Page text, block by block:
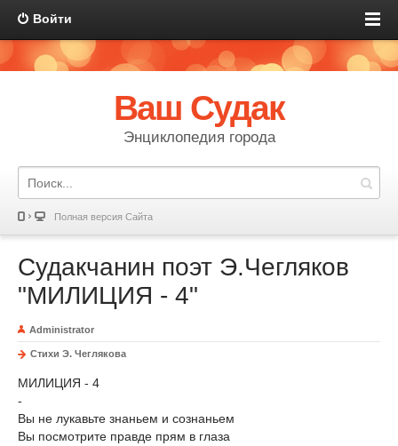
Войти
Ваш Судак
Энциклопедия города
Полная версия Сайта
Судакчанин поэт Э.Чегляков
"МИЛИЦИЯ - 4"
Administrator
Стихи Э. Чеглякова
МИЛИЦИЯ - 4
-
Вы не лукавьте знаньем и сознаньем
Вы посмотрите правде прям в глаза